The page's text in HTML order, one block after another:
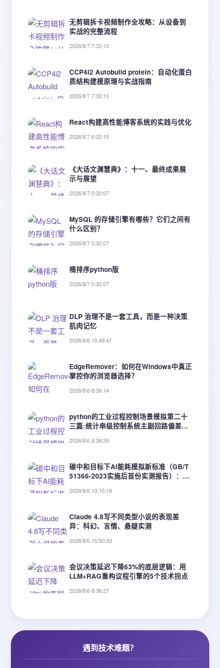
无剪辑拆卡视频制作全攻略：从设备到
实战的完整流程
2026/8/7 7:32:10
CCP4i2 Autobuild protein：自动化蛋白
质结构建模原理与实战指南
2026/8/7 7:32:10
React构建高性能博客系统的实践与优化
2026/8/7 6:32:10
《大话文渊慧典》：十一、最终成果展
示与展望
2026/8/7 0:32:07
MySQL 的存储引擎有哪些？它们之间有
什么区别？
2026/8/7 0:32:07
桶排序python版
2026/8/7 0:32:07
DLP 治理不是一套工具，而是一种决策
肌肉记忆
2026/8/6 15:49:41
EdgeRemover：如何在Windows中真正
掌控你的浏览器选择？
2026/8/6 8:36:14
python的工业过程控制场景模拟第二十
三篇:统计串级控制系统主副回路偏差数
2026/8/6 8:36:39
碳中和目标下AI能耗模拟新标准（GB/T
51366-2023实施后首份实测报告）：3
2026/8/6 13:15:18
Claude 4.8写不同类型小说的表现差
异：科幻、言情、悬疑实测
2026/8/6 15:50:33
会议决策延迟下降63%的底层逻辑：用
LLM+RAG重构议程引擎的5个技术拐点
2026/8/6 8:36:27
遇到技术难题？